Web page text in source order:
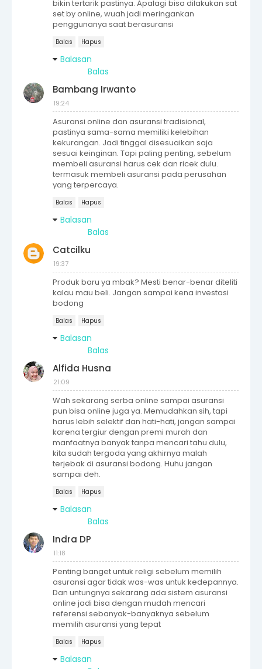
bikin tertarik pastinya. Apalagi bisa dilakukan sat
set by online, wuah jadi meringankan
penggunanya saat berasuransi
Balas Hapus
Balasan
Balas
Bambang Irwanto
19:24
Asuransi online dan asuransi tradisional,
pastinya sama-sama memiliki kelebihan
kekurangan. Jadi tinggal disesuaikan saja
sesuai keinginan. Tapi paling penting, sebelum
membeli asuransi harus cek dan ricek dulu.
termasuk membeli asuransi pada perusahan
yang terpercaya.
Balas Hapus
Balasan
Balas
Catcilku
19:37
Produk baru ya mbak? Mesti benar-benar diteliti
kalau mau beli. Jangan sampai kena investasi
bodong
Balas Hapus
Balasan
Balas
Alfida Husna
21:09
Wah sekarang serba online sampai asuransi
pun bisa online juga ya. Memudahkan sih, tapi
harus lebih selektif dan hati-hati, jangan sampai
karena tergiur dengan premi murah dan
manfaatnya banyak tanpa mencari tahu dulu,
kita sudah tergoda yang akhirnya malah
terjebak di asuransi bodong. Huhu jangan
sampai deh.
Balas Hapus
Balasan
Balas
Indra DP
11:18
Penting banget untuk religi sebelum memilih
asuransi agar tidak was-was untuk kedepannya.
Dan untungnya sekarang ada sistem asuransi
online jadi bisa dengan mudah mencari
referensi sebanyak-banyaknya sebelum
memilih asuransi yang tepat
Balas Hapus
Balasan